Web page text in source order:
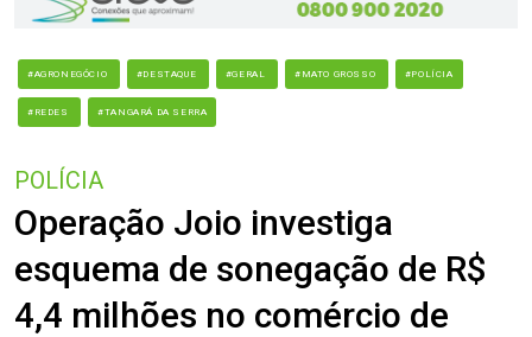
#AGRONEGÓCIO #DESTAQUE #GERAL #MATO GROSSO #POLÍCIA
#REDES #TANGARÁ DA SERRA
POLÍCIA
Operação Joio investiga
esquema de sonegação de R$
4,4 milhões no comércio de